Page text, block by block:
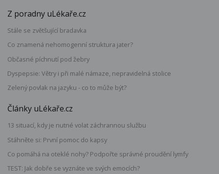
Z poradny uLékaře.cz
Stále se zvětšující bradavka
Co znamená nehomogenní struktura jater?
Občasné píchnutí pod žebry
Dyspepsie: Větry i při malé námaze, nepravidelná stolice
Zelený povlak na jazyku - co to může být?
Články uLékaře.cz
13 situací, kdy je nutné volat záchrannou službu
Stáhněte si: První pomoc do kapsy
Co pomáhá na oteklé nohy? Podpořte správné proudění lymfy
TEST: Jak dobře se vyznáte ve svých emocích?